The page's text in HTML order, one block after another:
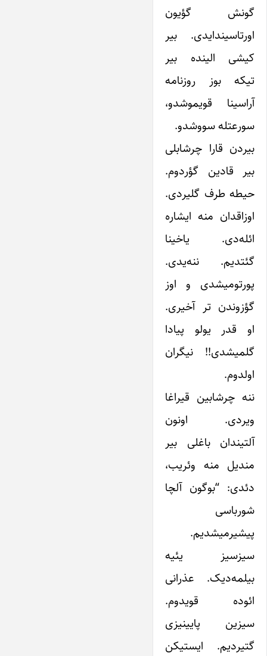
گونش گؤیون
اورتاسیندایدی. بیر
کیشی الینده بیر
تیکه بوز روزنامه
آراسینا قویموشدو،
سورعتله سووشدو.
بیردن قارا چرشابلی
بیر قادین گؤردوم.
حیطه طرف گلیردی.
اوزاقدان منه ایشاره
ائله‌دی. یاخینا
گئتدیم. ننه‌یدی.
پورتومیشدی و اوز
گؤزوندن تر آخیری.
او قدر یولو پیادا
گلمیشدی!! نیگران
اولدوم.
ننه چرشابین قیراغا
ویردی. اونون
آلتیندان باغلی بیر
مندیل منه وئریب،
دئدی: “بوگون آلچا
شورباسی
پیشیرمیشدیم.
سیزسیز یئیه
بیلمه‌دیک. عذرانی
ائوده قویدوم.
سیزین پایینیزی
گتیردیم. ایستیکن